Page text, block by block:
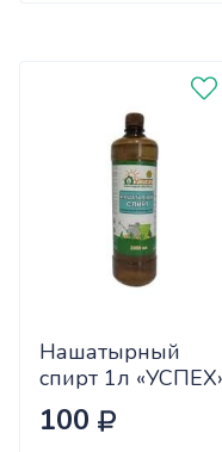
Нашатырный
спирт 1л
х12/14
100